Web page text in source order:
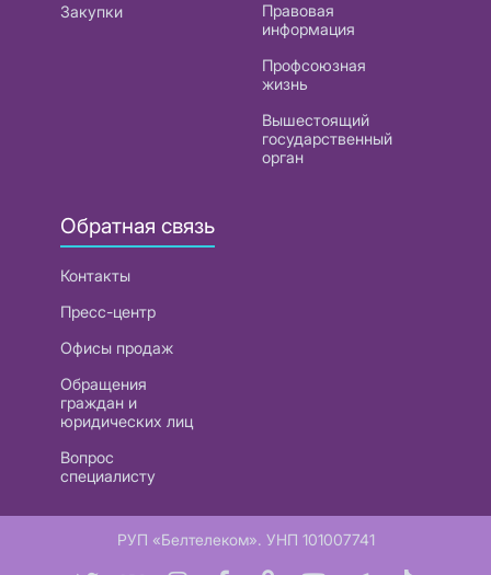
Закупки
Правовая
информация
Профсоюзная
жизнь
Вышестоящий
государственный
орган
Обратная связь
Контакты
Пресс-центр
Офисы продаж
Обращения
граждан и
юридических лиц
Вопрос
специалисту
РУП «Белтелеком». УНП 101007741